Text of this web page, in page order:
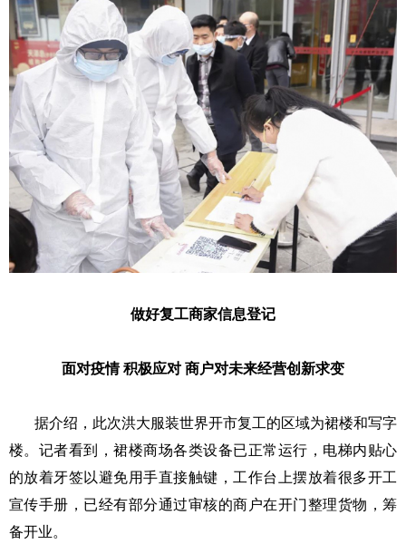
做好复工商家信息登记
面对疫情 积极应对 商户对未来经营创新求变
据介绍，此次洪大服装世界开市复工的区域为裙楼和写字
楼。记者看到，裙楼商场各类设备已正常运行，电梯内贴心
的放着牙签以避免用手直接触键，工作台上摆放着很多开工
宣传手册，已经有部分通过审核的商户在开门整理货物，筹
备开业。